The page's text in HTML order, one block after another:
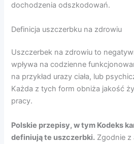
dochodzenia odszkodowań.
Definicja uszczerbku na zdrowiu
Uszczerbek na zdrowiu to
wpływa na codzienne
na przykład urazy ciała, lub
Każda z tych form obniża jakość
pracy.
Polskie przepisy, w tym Kodeks
definiują te uszczerbki. Zgodnie z